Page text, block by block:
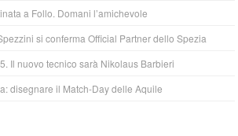
a Follo. Domani l’amichevole
si conferma Official Partner dello Spezia
Il nuovo tecnico sarà Nikolaus Barbieri
disegnare il Match-Day delle Aquile